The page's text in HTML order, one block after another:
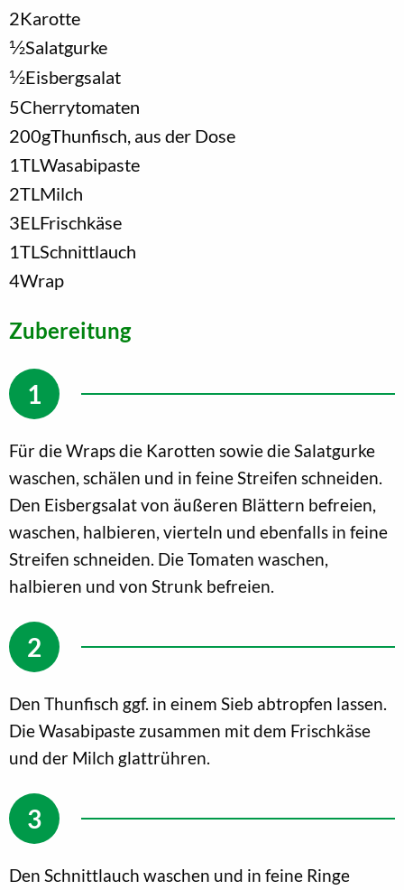
2Karotte
1/2Salatgurke
1/2Eisbergsalat
5Cherrytomaten
200gThunfisch, aus der Dose
1TL Wasabipaste
2TL Milch
3EL Frischkäse
1TL Schnittlauch
4Wrap
Zubereitung
Für die Wraps die Karotten sowie die Salatgurke
waschen, schälen und in feine Streifen schneiden.
Den Eisbergsalat von äußeren Blättern befreien,
waschen, halbieren, vierteln und ebenfalls in feine
Streifen schneiden. Die Tomaten waschen,
halbieren und von Strunk befreien.
Den Thunfisch ggf. in einem Sieb abtropfen lassen.
Die Wasabipaste zusammen mit dem Frischkäse
und der Milch glattrühren.
Den Schnittlauch waschen und in feine Ringe